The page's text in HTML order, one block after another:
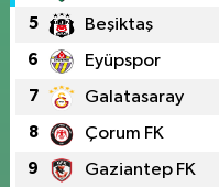
5 Beşiktaş
6 Eyüpspor
7 Galatasaray
8 Çorum FK
9 Gaziantep FK